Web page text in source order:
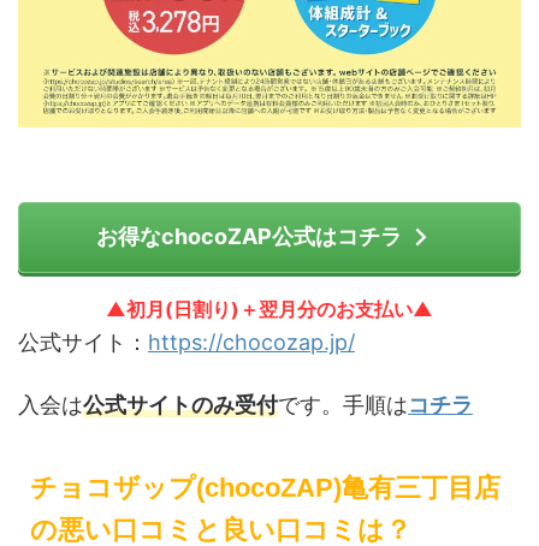
お得なchocoZAP公式はコチラ
▲初月(日割り)＋翌月分のお支払い▲
公式サイト： https://chocozap.jp/
入会は公式サイトのみ受付です。手順はコチラ
チョコザップ(chocoZAP)亀有三丁目店
の悪い口コミと良い口コミは？